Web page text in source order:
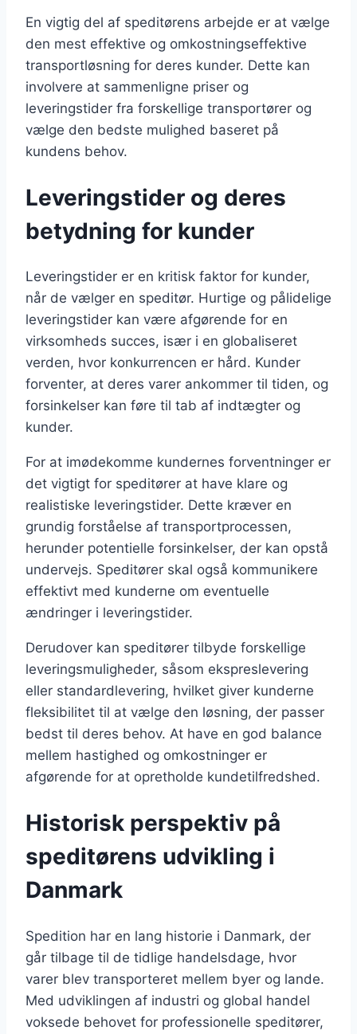
En vigtig del af speditørens arbejde er at vælge
den mest effektive og omkostningseffektive
transportløsning for deres kunder. Dette kan
involvere at sammenligne priser og
leveringstider fra forskellige transportører og
vælge den bedste mulighed baseret på
kundens behov.
Leveringstider og deres
betydning for kunder
Leveringstider er en kritisk faktor for kunder,
når de vælger en speditør. Hurtige og pålidelige
leveringstider kan være afgørende for en
virksomheds succes, især i en globaliseret
verden, hvor konkurrencen er hård. Kunder
forventer, at deres varer ankommer til tiden, og
forsinkelser kan føre til tab af indtægter og
kunder.
For at imødekomme kundernes forventninger er
det vigtigt for speditører at have klare og
realistiske leveringstider. Dette kræver en
grundig forståelse af transportprocessen,
herunder potentielle forsinkelser, der kan opstå
undervejs. Speditører skal også kommunikere
effektivt med kunderne om eventuelle
ændringer i leveringstider.
Derudover kan speditører tilbyde forskellige
leveringsmuligheder, såsom ekspreslevering
eller standardlevering, hvilket giver kunderne
fleksibilitet til at vælge den løsning, der passer
bedst til deres behov. At have en god balance
mellem hastighed og omkostninger er
afgørende for at opretholde kundetilfredshed.
Historisk perspektiv på
speditørens udvikling i
Danmark
Spedition har en lang historie i Danmark, der
går tilbage til de tidlige handelsdage, hvor
varer blev transporteret mellem byer og lande.
Med udviklingen af industri og global handel
voksede behovet for professionelle speditører,